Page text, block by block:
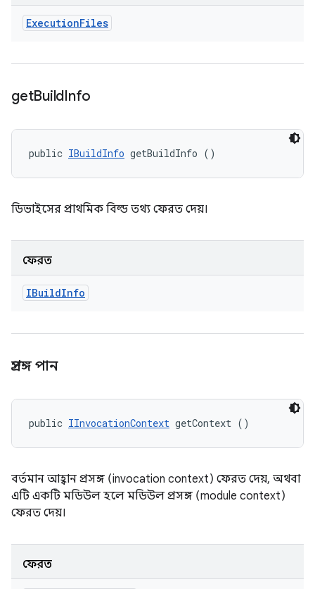
ExecutionFiles
getBuildInfo
public IBuildInfo getBuildInfo ()
ডিভাইসের প্রাথমিক বিল্ড তথ্য ফেরত দেয়।
ফেরত
IBuildInfo
প্রসঙ্গ পান
public IInvocationContext getContext ()
বর্তমান আহ্বান প্রসঙ্গ (invocation context) ফেরত দেয়, অথবা
এটি একটি মডিউল হলে মডিউল প্রসঙ্গ (module context)
ফেরত দেয়।
ফেরত